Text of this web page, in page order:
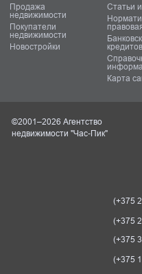
Продажа
недвижимости
Покупатели
недвижимости
Новостройки
Статьи
Карта
©2001–2026 Агентство
недвижимости "Час-Пик"
(+375
(+375
(+375
(+375